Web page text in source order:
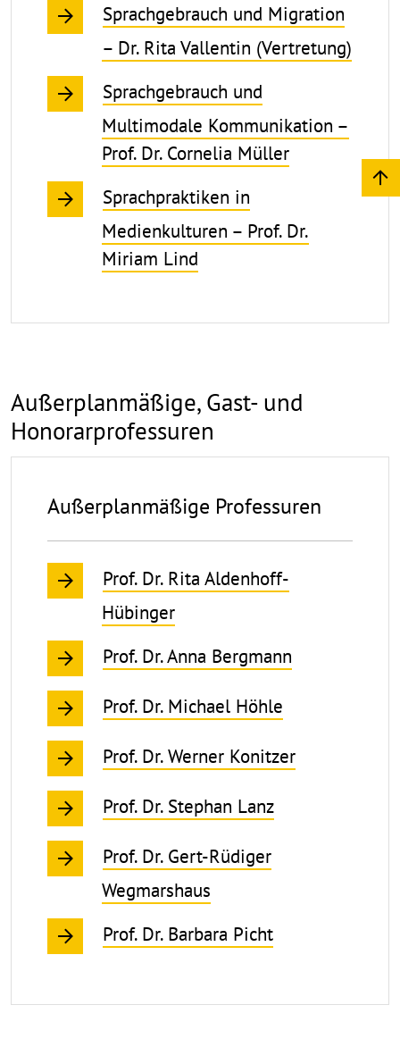
Sprachgebrauch und Migration
– Dr. Rita Vallentin (Vertretung)
Sprachgebrauch und
Multimodale Kommunikation –
Prof. Dr. Cornelia Müller
Sprachpraktiken in
Medienkulturen – Prof. Dr.
Miriam Lind
Außerplanmäßige, Gast- und
Honorarprofessuren
Außerplanmäßige Professuren
Prof. Dr. Rita Aldenhoff-
Hübinger
Prof. Dr. Anna Bergmann
Prof. Dr. Michael Höhle
Prof. Dr. Werner Konitzer
Prof. Dr. Stephan Lanz
Prof. Dr. Gert-Rüdiger
Wegmarshaus
Prof. Dr. Barbara Picht